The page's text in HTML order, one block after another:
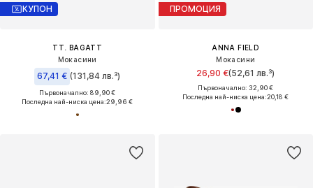
КУПОН
TT. BAGATT
Мокасини
67,41 € (131,84 лв.³)
Първоначално: 89,90 €
Последна най-ниска цена:29,96 €
ПРОМОЦИЯ
ANNA FIELD
Мокасини
26,90 €(52,61 лв.³)
Първоначално: 32,90 €
Последна най-ниска цена:20,18 €